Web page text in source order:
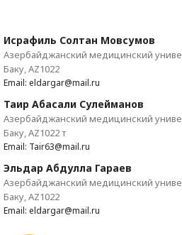
Исрафиль Солтан Мовсумов
Азербайджанский медицинский
Баку, AZ1022
Email: eldargar@mail.ru
Таир Абасали Сулейманов
Азербайджанский медицинский
Баку, AZ1022 т
Email: Tair63@mail.ru
Эльдар Абдулла Гараев
Азербайджанский медицинский
Баку, AZ1022
Email: eldargar@mail.ru